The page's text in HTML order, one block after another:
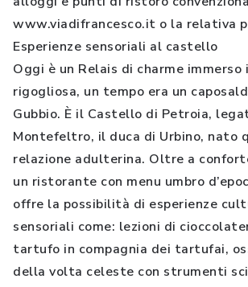
www.viadifrancesco.it o la relativa
Esperienze sensoriali al castello
Oggi è un Relais di charme immerso
rigogliosa, un tempo era un
Gubbio. È il Castello di Petroia,
Montefeltro, il duca di Urbino, nato
relazione adulterina. Oltre a
un ristorante con menu umbro
offre la possibilità di esperienze
sensoriali come: lezioni di
tartufo in compagnia dei tartufai,
della volta celeste con strumenti